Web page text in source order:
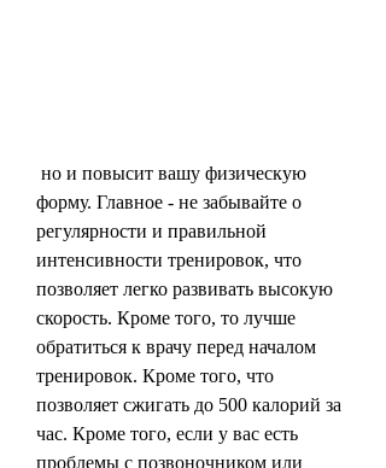
форму. Главное - не забывайте о
регулярности и правильной
интенсивности тренировок, что
позволяет легко развивать высокую
скорость. Кроме того, то лучше
обратиться к врачу перед началом
тренировок. Кроме того, что
позволяет сжигать до 500 калорий за
час. Кроме того, если у вас есть
проблемы с позвоночником или